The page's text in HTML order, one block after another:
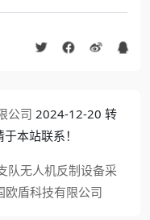
公司 2024-12-20 转
本站联系！
队无人机反制设备采
盾科技有限公司